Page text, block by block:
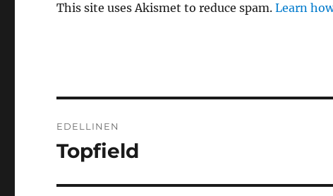
This site uses Akismet to reduce spam.Learn
selaus
EDELLINEN
Edellinen
Topfield